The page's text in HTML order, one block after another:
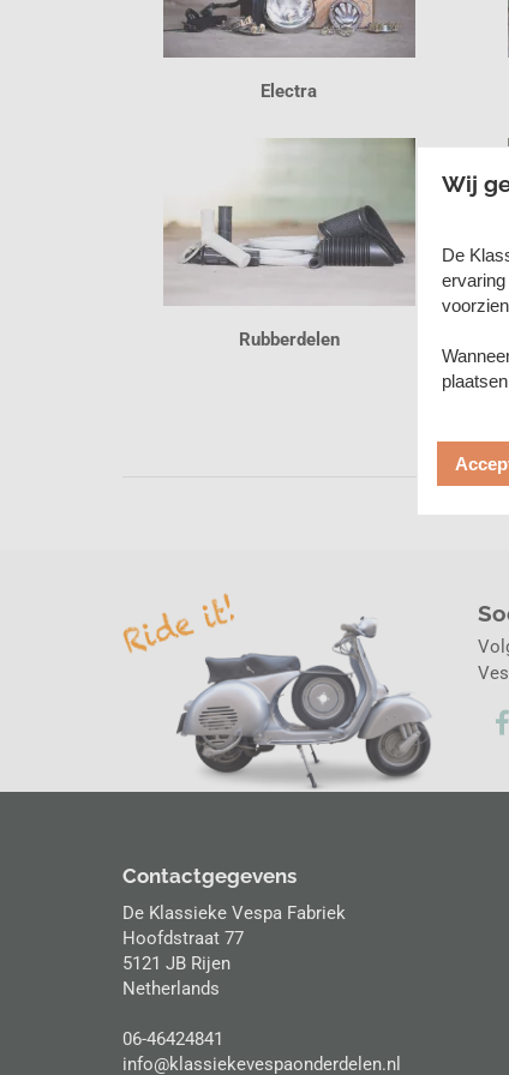
Electra
Rubberdelen
Contactgegevens
De Klassieke Vespa Fabriek
Hoofdstraat 77
5121 JB Rijen
Netherlands
06-46424841
info@klassiekevespaonderdelen.nl
Wij
De